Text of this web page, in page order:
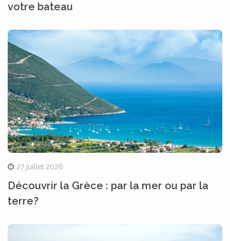
votre bateau
27 juillet 2026
Découvrir la Grèce : par la mer ou par la
terre?